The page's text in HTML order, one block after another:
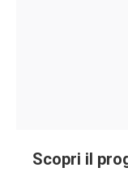
Scopri il